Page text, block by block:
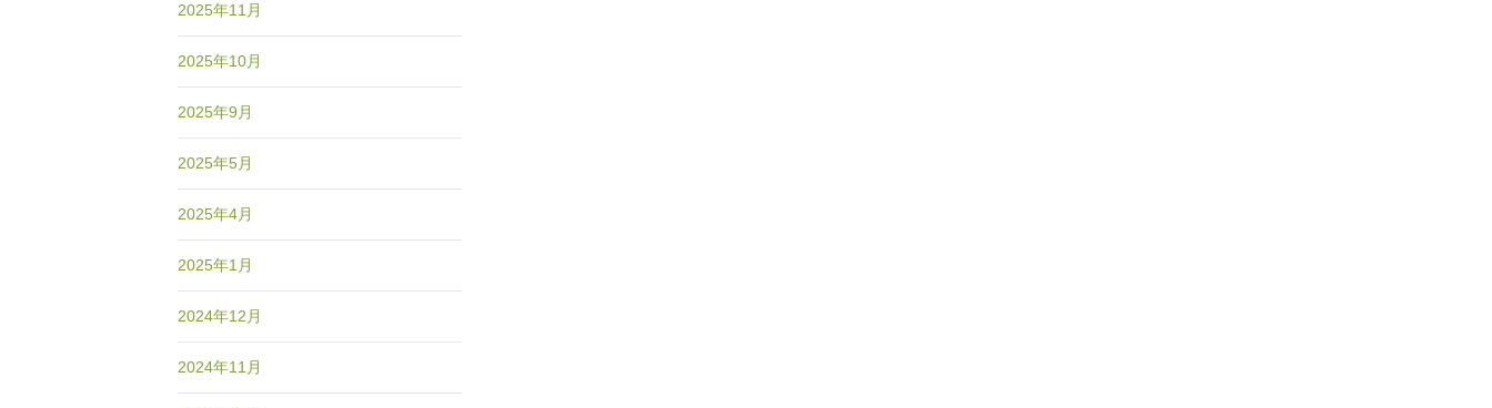
2025年11月
2025年10月
2025年9月
2025年5月
2025年4月
2025年1月
2024年12月
2024年11月